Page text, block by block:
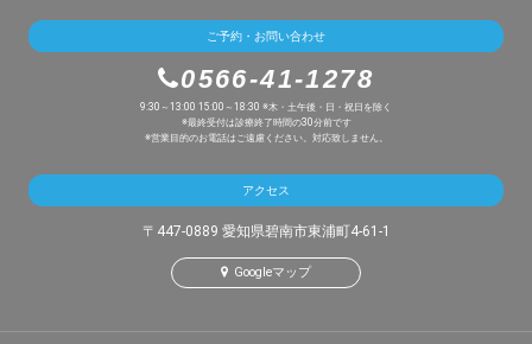
ご予約・お問い合わせ
0566-41-1278
9:30～13:00 15:00～18:30 ※木・土午後・日・祝日を除く
※最終受付は診療終了時間の30分前です
※営業目的のお電話はご遠慮ください。対応致しません。
アクセス
〒447-0889 愛知県碧南市東浦町4-61-1
Googleマップ